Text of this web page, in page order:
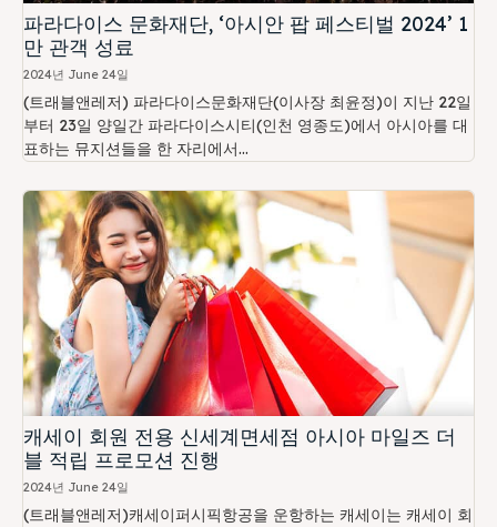
파라다이스 문화재단, ‘아시안 팝 페스티벌 2024’ 1
만 관객 성료
2024년 June 24일
(트래블앤레저) 파라다이스문화재단(이사장 최윤정)이 지난 22일
부터 23일 양일간 파라다이스시티(인천 영종도)에서 아시아를 대
표하는 뮤지션들을 한 자리에서...
캐세이 회원 전용 신세계면세점 아시아 마일즈 더
블 적립 프로모션 진행
2024년 June 24일
(트래블앤레저)캐세이퍼시픽항공을 운항하는 캐세이는 캐세이 회